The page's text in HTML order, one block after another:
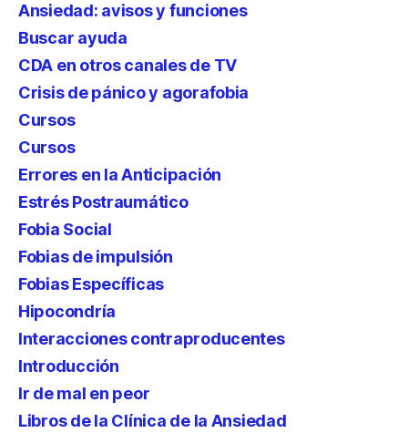
Ansiedad: avisos y funciones
Buscar ayuda
CDA en otros canales de TV
Crisis de pánico y agorafobia
Cursos
Cursos
Errores en la Anticipación
Estrés Postraumático
Fobia Social
Fobias de impulsión
Fobias Específicas
Hipocondría
Interacciones contraproducentes
Introducción
Ir de mal en peor
Libros de la Clínica de la Ansiedad